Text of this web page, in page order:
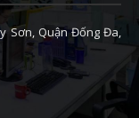
Sơn, Quận Đống Đa,